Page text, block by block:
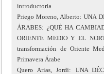
introductoria
Priego Moreno, Alberto: UNA
ÁRABES: ¿QUÉ HA
ORIENTE MEDIO Y EL
transformación de Oriente
Primavera Árabe
Quero Arias, Jordi: UNA